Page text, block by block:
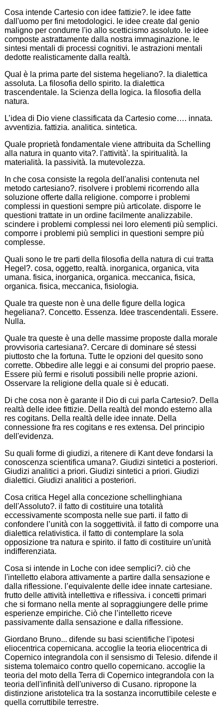
Cosa intende Cartesio con idee fattizie?. le idee fatte
dall'uomo per fini metodologici. le idee create dal genio
maligno per condurre l'io allo scetticismo assoluto. le idee
composte astrattamente dalla nostra immaginazione. le
sintesi mentali di processi cognitivi. le astrazioni mentali
dedotte realisticamente dalla realtà.
Qual è la prima parte del sistema hegeliano?. la dialettica
assoluta. La filosofia dello spirito. la dialettica
trascendentale. la Scienza della logica. la filosofia della
natura.
L’idea di Dio viene classificata da Cartesio come…. innata.
avventizia. fattizia. analitica. sintetica.
Quale proprietà fondamentale viene attribuita da Schelling
alla natura in quanto vita?. l'attività'. la spiritualità. la
materialità. la passività. la mutevolezza.
In che cosa consiste la regola dell'analisi contenuta nel
metodo cartesiano?. risolvere i problemi ricorrendo alla
soluzione offerte dalla religione. comporre i problemi
complessi in questioni sempre più articolate. disporre le
questioni trattate in un ordine facilmente analizzabile.
scindere i problemi complessi nei loro elementi più semplici.
comporre i problemi più semplici in questioni sempre più
complesse.
Quali sono le tre parti della filosofia della natura di cui tratta
Hegel?. cosa, oggetto, realtà. inorganica, organica, vita
umana. fisica, inorganica, organica. meccanica, fisica,
organica. fisica, meccanica, fisiologia.
Quale tra queste non è una delle figure della logica
hegeliana?. Concetto. Essenza. Idee trascendentali. Essere.
Nulla.
Quale tra queste è una delle massime proposte dalla morale
provvisoria cartesiana?. Cercare di dominare sé stessi
piuttosto che la fortuna. Tutte le opzioni del quesito sono
corrette. Obbedire alle leggi e ai consumi del proprio paese.
Essere più fermi e risoluti possibili nelle proprie azioni.
Osservare la religione della quale si è educati.
Di che cosa non è garante il Dio di cui parla Cartesio?. Della
realtà delle idee fittizie. Della realtà del mondo esterno alla
res cogitans. Della realtà delle idee innate. Della
connessione fra res cogitans e res extensa. Del principio
dell'evidenza.
Su quali forme di giudizi, a ritenere di Kant deve fondarsi la
conoscenza scientifica umana?. Giudizi sintetici a posteriori.
Giudizi analitici a priori. Giudizi sintetici a priori. Giudizi
dialettici. Giudizi analitici a posteriori.
Cosa critica Hegel alla concezione schellinghiana
dell'Assoluto?. il fatto di costituire una totalità
eccessivamente scomposta nelle sue parti. il fatto di
confondere l’unità con la soggettività. il fatto di comporre una
dialettica relativistica. il fatto di contemplare la sola
opposizione tra natura e spirito. il fatto di costituire un'unità
indifferenziata.
Cosa si intende in Loche con idee semplici?. ciò che
l'intelletto elabora attivamente a partire dalla sensazione e
dalla riflessione. l’equivalente delle idee innate cartesiane.
frutto delle attività intellettiva e riflessiva. i concetti primari
che si formano nella mente al sopraggiungere delle prime
esperienze empiriche. Ciò che l’intelletto riceve
passivamente dalla sensazione e dalla riflessione.
Giordano Bruno... difende su basi scientifiche l’ipotesi
eliocentrica copernicana. accoglie la teoria eliocentrica di
Copernico integrandola con il sensismo di Telesio. difende il
sistema tolemaico contro quello copernicano. accoglie la
teoria del moto della Terra di Copernico integrandola con la
teoria dell'infinità dell'universo di Cusano. ripropone la
distinzione aristotelica tra la sostanza incorruttibile celeste e
quella corruttibile terrestre.